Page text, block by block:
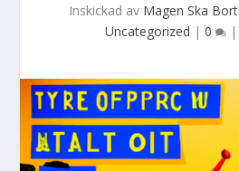
Inskickad av Magen Ska Bort
Uncategorized | 0 |